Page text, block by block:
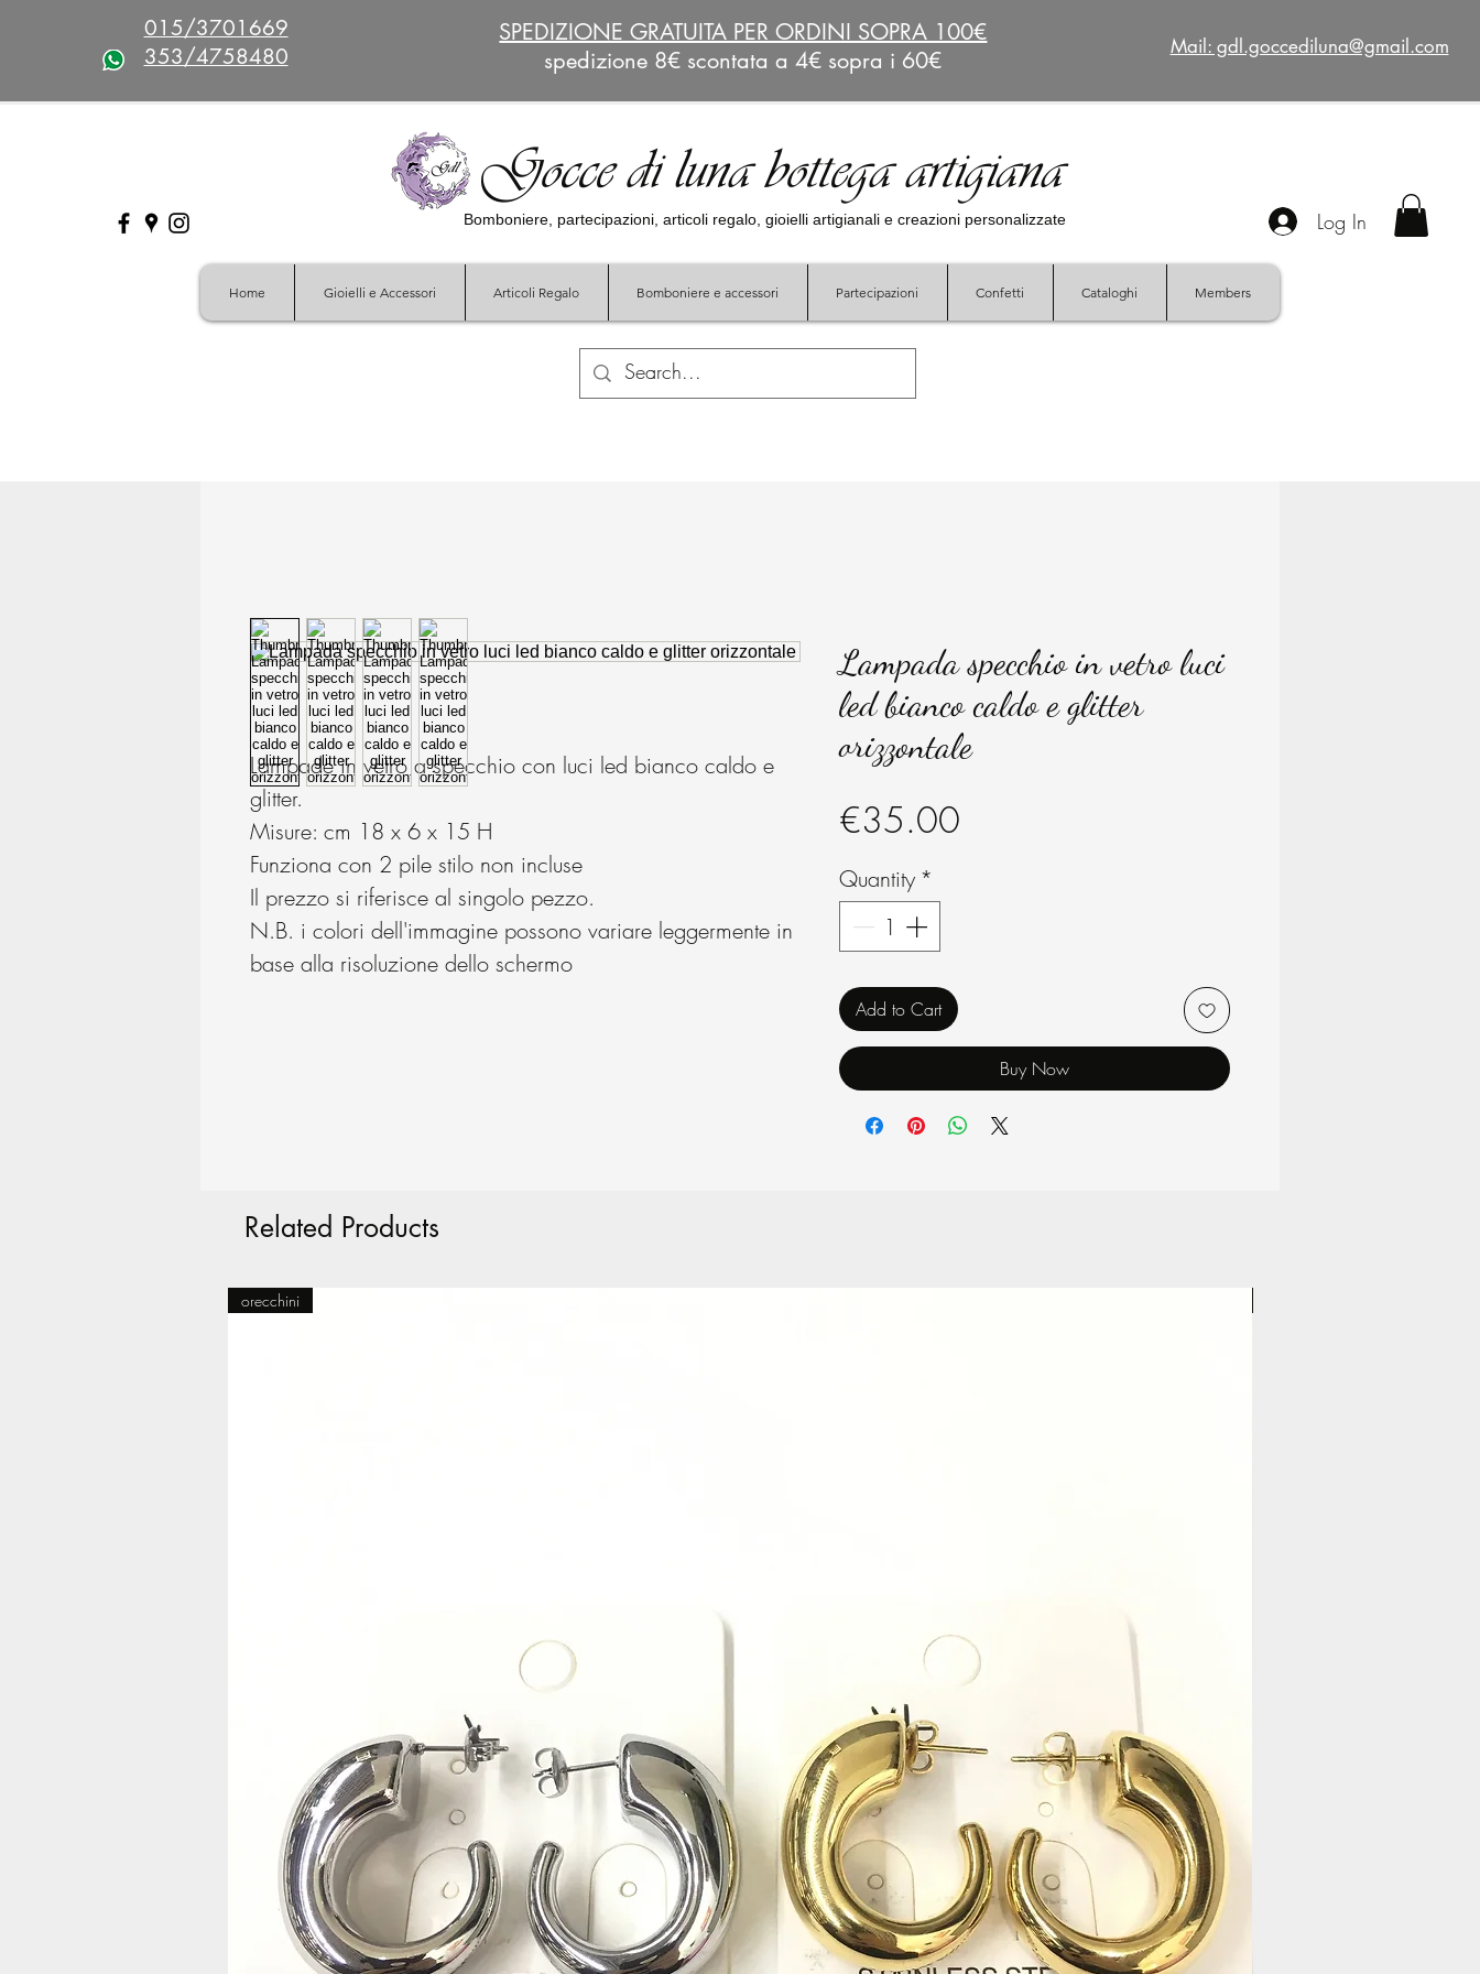
015/3701669
353/4758480
SPEDIZIONE GRATUITA PER ORDINI SOPRA 100€
spedizione 8€ scontata a 4€ sopra i 60€
Mail: gdl.goccediluna@gmail.com
Gocce di luna bottega artigiana
Bomboniere, partecipazioni, articoli regalo, gioielli artigianali e creazioni personalizzate
Home Gioielli e Accessori Articoli Regalo Bomboniere e accessori Partecipazioni Confetti Cataloghi Members
Log In
Lampade in vetro a specchio con luci led bianco caldo e
glitter.
Misure: cm 18 x 6 x 15 H
Funziona con 2 pile stilo non incluse
Il prezzo si riferisce al singolo pezzo.
N.B. i colori dell'immagine possono variare leggermente in
base alla risoluzione dello schermo
Lampada specchio in vetro luci
led bianco caldo e glitter
orizzontale
€35.00
Quantity *
Add to Cart
Buy Now
Related Products
orecchini